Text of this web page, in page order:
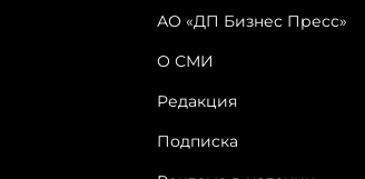
АО «ДП Бизнес Пресс»
О СМИ
Редакция
Подписка